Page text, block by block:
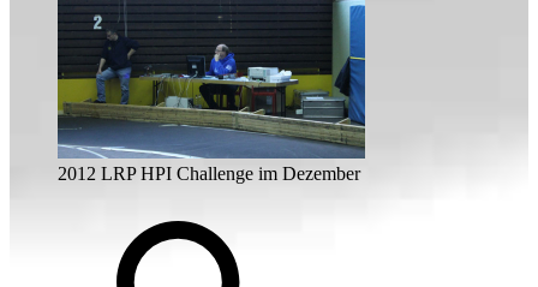
2012 LRP HPI Challenge im Dezember